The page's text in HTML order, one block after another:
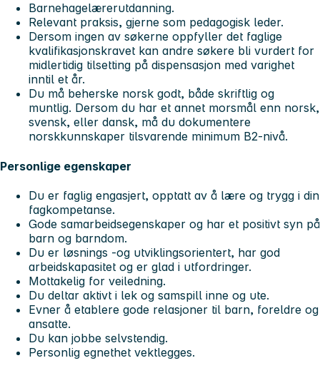
Barnehagelærerutdanning.
Relevant praksis, gjerne som pedagogisk leder.
Dersom ingen av søkerne oppfyller det faglige
kvalifikasjonskravet kan andre søkere bli vurdert for
midlertidig tilsetting på dispensasjon med varighet
inntil et år.
Du må beherske norsk godt, både skriftlig og
muntlig. Dersom du har et annet morsmål enn norsk,
svensk, eller dansk, må du dokumentere
norskkunnskaper tilsvarende minimum B2-nivå.
Personlige egenskaper
Du er faglig engasjert, opptatt av å lære og trygg i din
fagkompetanse.
Gode samarbeidsegenskaper og har et positivt syn på
barn og barndom.
Du er løsnings -og utviklingsorientert, har god
arbeidskapasitet og er glad i utfordringer.
Mottakelig for veiledning.
Du deltar aktivt i lek og samspill inne og ute.
Evner å etablere gode relasjoner til barn, foreldre og
ansatte.
Du kan jobbe selvstendig.
Personlig egnethet vektlegges.